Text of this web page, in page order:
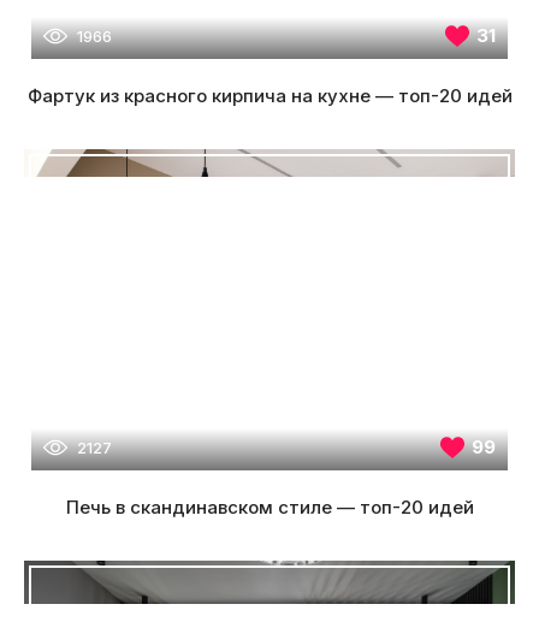
1966 31
Фартук из красного кирпича на кухне — топ-20 идей
2127 99
Печь в скандинавском стиле — топ-20 идей